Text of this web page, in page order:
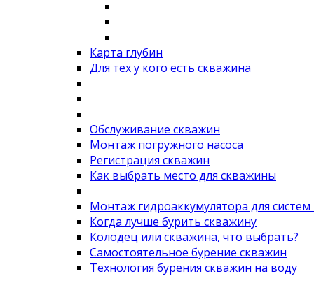
Карта глубин
Для тех у кого есть скважина
Обслуживание скважин
Монтаж погружного насоса
Регистрация скважин
Как выбрать место для скважины
Монтаж гидроаккумулятора для
Когда лучше бурить скважину
Колодец или скважина, что выбрать?
Самостоятельное бурение скважин
Технология бурения скважин на воду